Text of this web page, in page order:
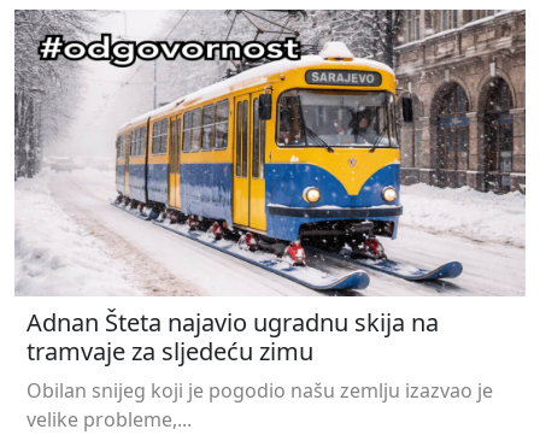
Adnan Šteta najavio ugradnu skija na
tramvaje za sljedeću zimu
Obilan snijeg koji je pogodio našu zemlju izazvao je
velike probleme,...